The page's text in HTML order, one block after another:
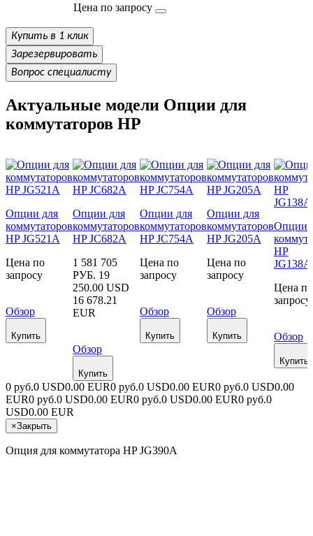
Цена по запросу
Купить в 1 клик
Зарезервировать
Вопрос специалисту
Актуальные модели Опции для
коммутаторов HP
Опции для
коммутаторов
HP JG521A
Цена по
запросу
Обзор
Купить
Опции для
коммутаторов
HP JC682A
1 581 705
РУБ. 19
250.00 USD
16 678.21
EUR
Обзор
Купить
Опции для
коммутаторов
HP JC754A
Цена по
запросу
Обзор
Купить
Опции для
коммутаторов
HP JG205A
Цена по
запросу
Обзор
Купить
Опции
HP
Цена по
запросу
Обзор
Купить
0 руб.0 USD0.00 EUR0 руб.0 USD0.00 EUR0 руб.0 USD0.00
EUR0 руб.0 USD0.00 EUR0 руб.0 USD0.00 EUR0 руб.0
USD0.00 EUR
×Закрыть
Опция для коммутатора HP JG390A